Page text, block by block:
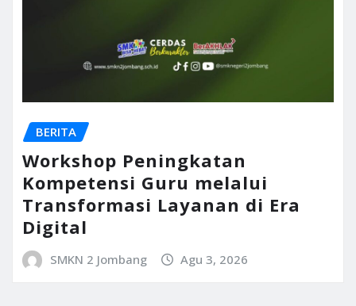
BERITA
Workshop Peningkatan
Kompetensi Guru melalui
Transformasi Layanan di Era
Digital
SMKN 2 Jombang Agu 3, 2026